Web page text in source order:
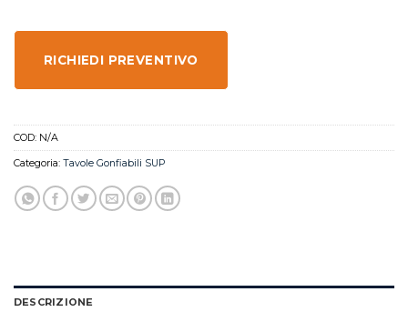
RICHIEDI PREVENTIVO
COD: N/A
Categoria: Tavole Gonfiabili SUP
DESCRIZIONE